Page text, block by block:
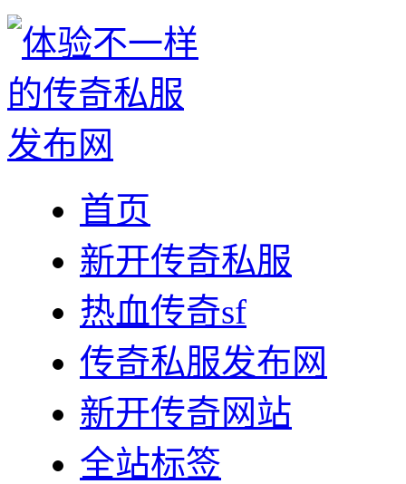
首页
新开传奇私服
热血传奇sf
传奇私服发布网
新开传奇网站
全站标签